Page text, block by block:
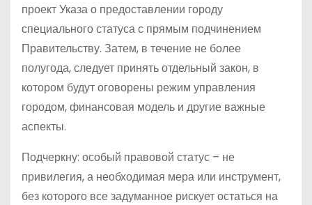
проект Указа о предоставлении городу
специального статуса с прямым подчинением
Правительству. Затем, в течение не более
полугода, следует принять отдельный закон, в
котором будут оговорены режим управления
городом, финансовая модель и другие важные
аспекты.
Подчеркну: особый правовой статус – не
привилегия, а необходимая мера или инструмент,
без которого все задуманное рискует остаться на